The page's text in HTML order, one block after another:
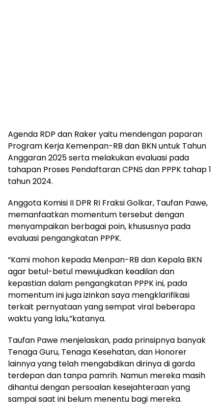
Agenda RDP dan Raker yaitu mendengan paparan
Program Kerja Kemenpan-RB dan BKN untuk Tahun
Anggaran 2025 serta melakukan evaluasi pada
tahapan Proses Pendaftaran CPNS dan PPPK tahap 1
tahun 2024.
Anggota Komisi II DPR RI Fraksi Golkar, Taufan Pawe,
memanfaatkan momentum tersebut dengan
menyampaikan berbagai poin, khususnya pada
evaluasi pengangkatan PPPK.
“Kami mohon kepada Menpan-RB dan Kepala BKN
agar betul-betul mewujudkan keadilan dan
kepastian dalam pengangkatan PPPK ini, pada
momentum ini juga izinkan saya mengklarifikasi
terkait pernyataan yang sempat viral beberapa
waktu yang lalu,”katanya.
Taufan Pawe menjelaskan, pada prinsipnya banyak
Tenaga Guru, Tenaga Kesehatan, dan Honorer
lainnya yang telah mengabdikan dirinya di garda
terdepan dan tanpa pamrih. Namun mereka masih
dihantui dengan persoalan kesejahteraan yang
sampai saat ini belum menentu bagi mereka.